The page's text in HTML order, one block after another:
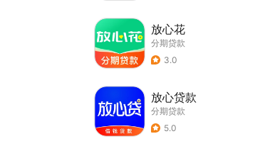
放心花
分期贷款
3.0
放心贷款
分期贷款
5.0